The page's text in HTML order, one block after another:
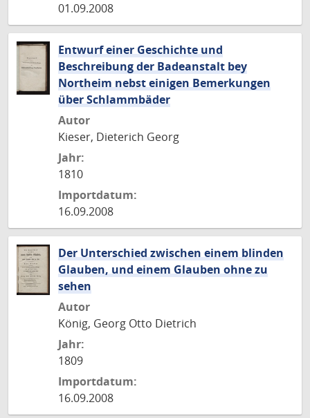
01.09.2008
Entwurf einer Geschichte und
Beschreibung der Badeanstalt bey
Northeim nebst einigen Bemerkungen
über Schlammbäder
Autor
Kieser, Dieterich Georg
Jahr:
1810
Importdatum:
16.09.2008
Der Unterschied zwischen einem blinden
Glauben, und einem Glauben ohne zu
sehen
Autor
König, Georg Otto Dietrich
Jahr:
1809
Importdatum:
16.09.2008